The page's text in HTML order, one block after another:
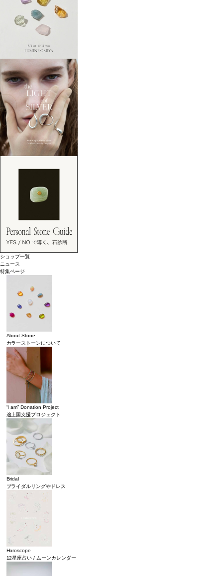
ショップ一覧
ニュース
特集ページ
About Stone
カラーストーンについて
“I am” Donation Project
途上国支援プロジェクト
Bridal
ブライダルリングやドレス
Horoscope
12星座占い / ムーンカレンダー